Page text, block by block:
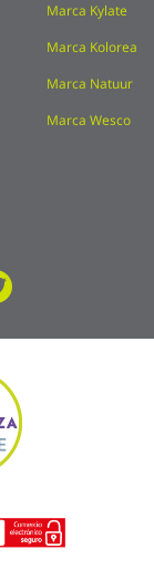
Marca Kylate
Marca Kolorea
Marca Natuur
Marca Wesco